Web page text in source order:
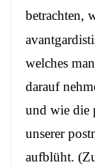
betrachten,
welches
darauf
und wie die
unserer
aufblüht. (